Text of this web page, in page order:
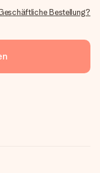
Bestellung?